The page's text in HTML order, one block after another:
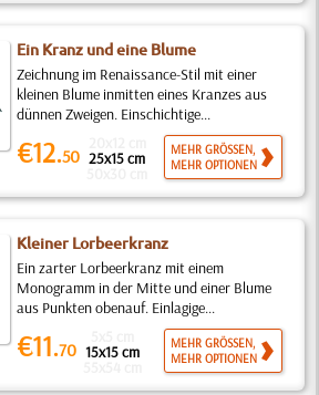
Ein Kranz und eine Blume
Zeichnung im Renaissance-Stil mit einer
kleinen Blume inmitten eines Kranzes aus
dünnen Zweigen. Einschichtige...
€12.50 25x15 cm
MEHR GRÖSSEN,
MEHR OPTIONEN
Kleiner Lorbeerkranz
Ein zarter Lorbeerkranz mit einem
Monogramm in der Mitte und einer Blume
aus Punkten obenauf. Einlagige...
€11.70 15x15 cm
MEHR GRÖSSEN,
MEHR OPTIONEN